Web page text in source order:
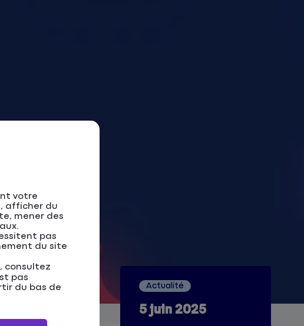
Actualité
5 juin 2025
votre
afficher du
mener des
pas
du site
consultez
pas
du bas de